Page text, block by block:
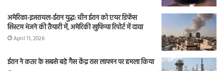
अमेरिका-इजरायल-ईरान युद्ध: चीन ईरान को एयर डिफेंस
सिस्टम भेजने की तैयारी में, अमेरिकी खुफिया रिपोर्ट में दावा
April 11, 2026
ईरान ने कतर के सबसे बड़े गैस केंद्र रास लाफान पर हमला किया